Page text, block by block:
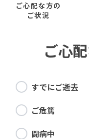
ご心配な方の
ご状況
ご心
すでにご逝去
ご危篤
闘病中